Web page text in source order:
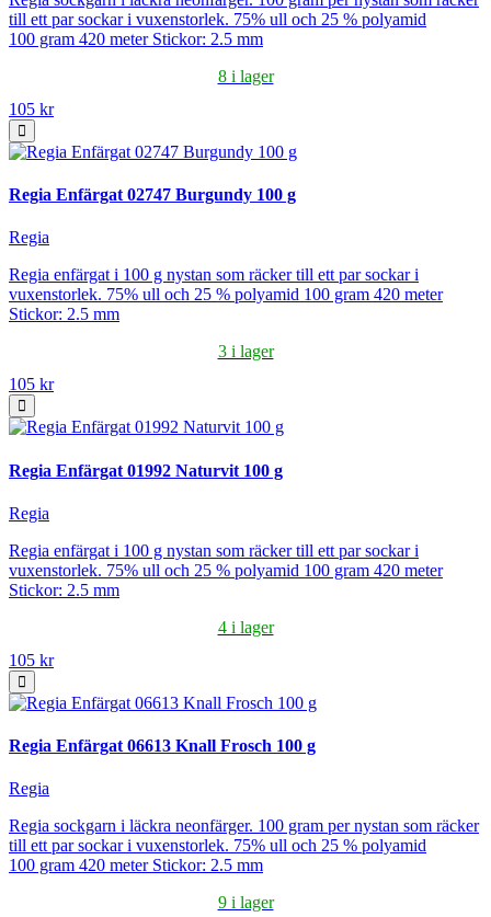
till ett par sockar i vuxenstorlek. 75% ull och 25 % polyamid
100 gram 420 meter Stickor: 2.5 mm
8 i lager
105 kr
Regia Enfärgat 02747 Burgundy 100 g
Regia
Regia enfärgat i 100 g nystan som räcker till ett par sockar i
vuxenstorlek. 75% ull och 25 % polyamid 100 gram 420 meter
Stickor: 2.5 mm
3 i lager
105 kr
Regia Enfärgat 01992 Naturvit 100 g
Regia
Regia enfärgat i 100 g nystan som räcker till ett par sockar i
vuxenstorlek. 75% ull och 25 % polyamid 100 gram 420 meter
Stickor: 2.5 mm
4 i lager
105 kr
Regia Enfärgat 06613 Knall Frosch 100 g
Regia
Regia sockgarn i läckra neonfärger. 100 gram per nystan som räcker
till ett par sockar i vuxenstorlek. 75% ull och 25 % polyamid
100 gram 420 meter Stickor: 2.5 mm
9 i lager